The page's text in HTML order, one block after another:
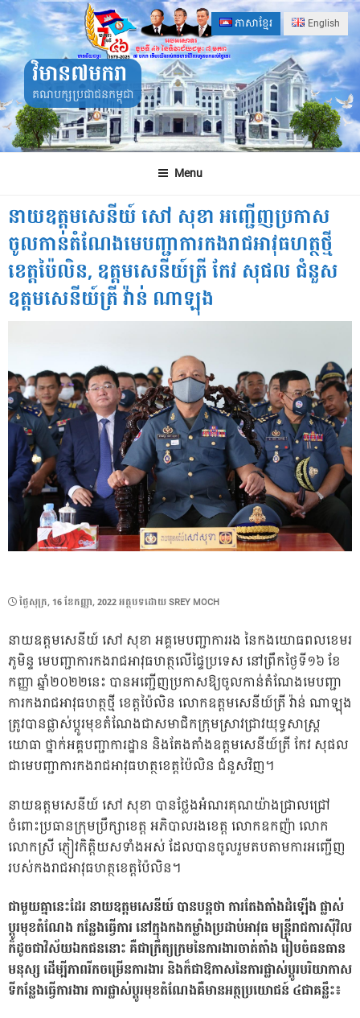
Skip
to
content
ភាសាខ្មែរ English
វិមាន៧មករា
គណបក្សប្រជាជនកម្ពុជា
Menu
នាយឧត្តមសេនីយ៍ សៅ សុខា អញ្ជើញប្រកាស
ចូលកាន់តំណែងមេបញ្ជាការកងរាជអាវុធហត្ថថ្មី
ខេត្តប៉ៃលិន, ឧត្តមសេនីយ៍ត្រី កែវ សុផល ជំនួស
ឧត្តមសេនីយ៍ត្រី វ៉ាន់ ណាឡុង
POSTED
ថ្ងៃ​សុក្រ, 16 ខែ​កញ្ញា, 2022អត្ថបទដោយSREY MOCH
នាយឧត្តមសេនីយ៍ សៅ សុខា អគ្គមេបញ្ជាការរង នៃកងយោធពលខេមរ
ភូមិន្ទ មេបញ្ជាការកងរាជអាវុធហត្ថលើផ្ទៃប្រទេស នៅព្រឹកថ្ងៃទី១៦ ខែ
កញ្ញា ឆ្នាំ២០២២នេះ បានអញ្ជើញប្រកាសឱ្យចូលកាន់តំណែងមេបញ្ជា
ការកងរាជអាវុធហត្ថថ្មី ខេត្តប៉ៃលិន លោកឧត្តមសេនីយ៍ត្រី វ៉ាន់ ណាឡុង
ត្រូវបានផ្លាស់ប្តូរមុខតំណែងជាសមាជិកក្រុមស្រាវជ្រាវយុទ្ធសាស្ត្រ
យោធា ថ្នាក់អគ្គបញ្ជាការដ្ឋាន និងតែងតាំងឧត្តមសេនីយ៍ត្រី កែវ សុផល
ជាមេបញ្ជាការកងរាជអាវុធហត្ថខេត្តប៉ៃលិន ជំនួសវិញ។
នាយឧត្តមសេនីយ៍ សៅ សុខា បានថ្លែងអំណរគុណយ៉ាងជ្រាលជ្រៅ
ចំពោះប្រធានក្រុមប្រឹក្សាខេត្ត អភិបាលរងខេត្ត លោកឧកញ៉ា លោក
លោកស្រី ភ្ញៀវកិត្តិយសទាំងអស់ ដែលបានចូលរួមតបតាមការអញ្ជើញ
របស់កងរាជអាវុធហត្ថខេត្តប៉ៃលិន។
ជាមួយគ្នានេះដែរ នាយឧត្តមសេនីយ៍ បានបន្តថា ការតែងតាំងដំឡើង ផ្លាស់
ប្តូរមុខតំណែង កន្លែងធ្វើការ នៅក្នុងកងកម្លាំងប្រដាប់អាវុធ មន្ត្រីរាជការស៊ីវិល
ក៏ដូចជាវិស័យឯកជននោះ គឺជាក្រឹត្យក្រមនៃការងារចាត់តាំង រៀបចំធនធាន
មនុស្ស ដើម្បីភាពរីកចម្រើនការងារ និងក៏ជាឱកាសនៃការផ្លាស់ប្តូរបរិយាកាស
ទីកន្លែងធ្វើការងារ ការផ្លាស់ប្តូរមុខតំណែងគឺមានអត្ថប្រយោជន៍ ៤ជាគន្លឹះ៖